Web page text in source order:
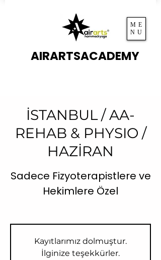
ME
NU
AIRARTSACADEMY
İSTANBUL / AA-
REHAB & PHYSIO /
HAZİRAN
Sadece Fizyoterapistlere ve
Hekimlere Özel
Kayıtlarımız dolmuştur.
İlginize teşekkürler.